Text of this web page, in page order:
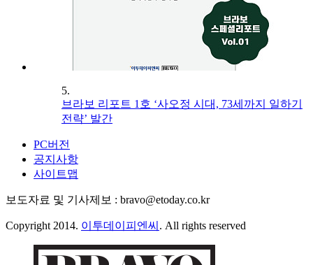
5.
브라보 리포트 1호 ‘사오정 시대, 73세까지 일하기
전략’ 발간
PC버전
공지사항
사이트맵
보도자료 및 기사제보 : bravo@etoday.co.kr
Copyright 2014. 이투데이피엔씨 . All rights reserved